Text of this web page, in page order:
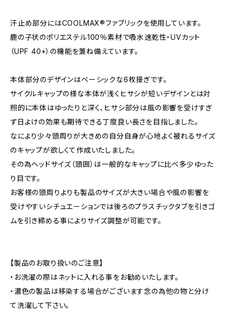
汗止め部分にはCOOLMAX®ファブリックを使用しています。
鹿の子状のポリエステル100％素材で吸水速乾性・UVカット
（UPF 40+）の機能を兼ね備えています。
本体部分のデザインはベーシックな6枚接ぎです。
サイクルキャップの様な本体が浅くヒサシが短いデザインとは対
照的に本体はゆったりと深く、ヒサシ部分は風の影響を受けすぎ
ず日よけの効果も期待できる丁度良い長さを目指しました。
なにより少々頭周りが大きめの自分自身が心地よく被れるサイズ
のキャップが欲しくて作成いたしました。
その為ヘッドサイズ（頭囲）は一般的なキャップに比べ多少ゆった
り目です。
お客様の頭周りよりも製品のサイズが大きい場合や風の影響を
受けやすいシチュエーションでは後ろのプラスチックタブを引きゴ
ムを引き締める事によりサイズ調整が可能です。
【製品のお取り扱いのご注意】
・お洗濯の際はネットに入れる事をお勧めいたします。
・濃色の製品は移染する場合がございます念の為他の物と分け
て洗濯して下さい。